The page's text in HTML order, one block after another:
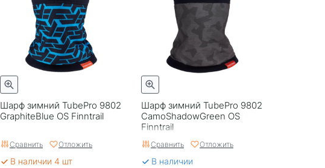
Шарф зимний TubePro 9802
GraphiteBlue OS Finntrail
Сравнить Отложить
В наличии 4 шт
Шарф зимний TubePro 9802
CamoShadowGreen OS
Finntrail
Сравнить Отложить
В наличии